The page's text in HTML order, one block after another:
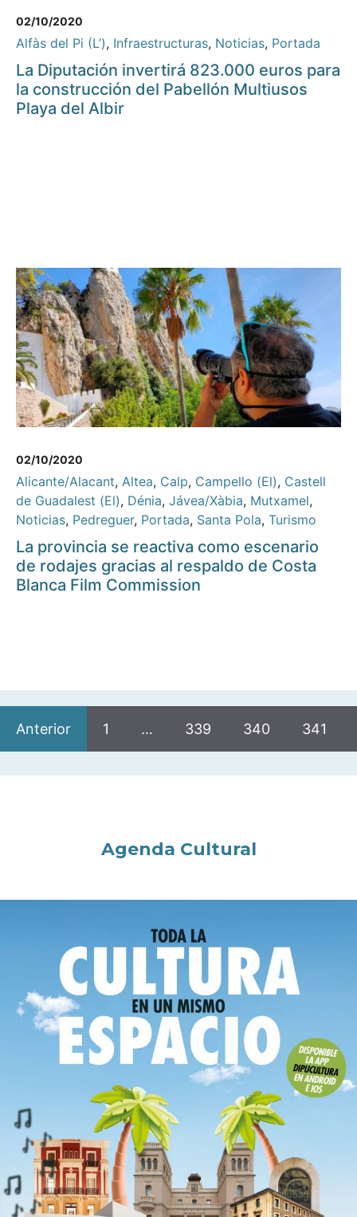
02/10/2020
Alfàs del Pi (L’), Infraestructuras, Noticias, Portada
La Diputación invertirá 823.000 euros para
la construcción del Pabellón Multiusos
Playa del Albir
02/10/2020
Alicante/Alacant, Altea, Calp, Campello (El), Castell
de Guadalest (El), Dénia, Jávea/Xàbia, Mutxamel,
Noticias, Pedreguer, Portada, Santa Pola, Turismo
La provincia se reactiva como escenario
de rodajes gracias al respaldo de Costa
Blanca Film Commission
Anterior 1 … 339 340 341
Agenda Cultural